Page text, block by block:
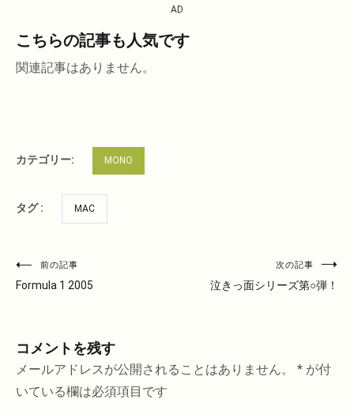
AD
こちらの記事も人気です
関連記事はありません。
カテゴリー: MONO
タグ : MAC
投
稿
ゲ
ー
シ
前の記事
Formula 1 2005
次の記事
泣きっ面シリーズ第○弾！
コメントを残す
メールアドレスが公開されることはありません。 * が付
いている欄は必須項目です